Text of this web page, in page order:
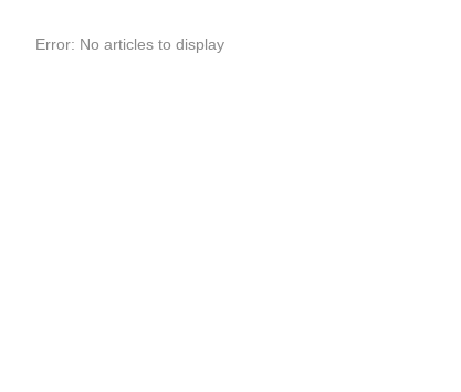
Error: No articles to display